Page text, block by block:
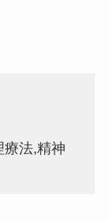
療法,精神